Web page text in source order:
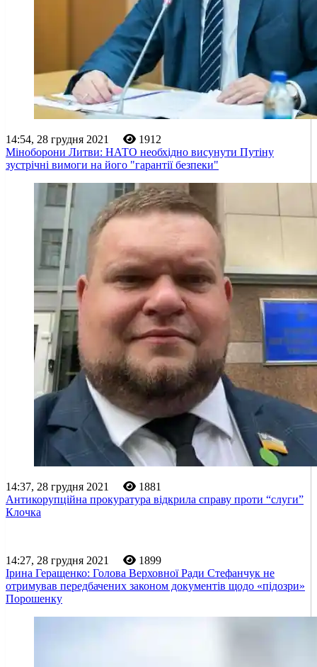
14:54, 28 грудня 2021
1912
Міноборони Литви: НАТО необхідно висунути Путіну
зустрічні вимоги на його "гарантії безпеки"
14:37, 28 грудня 2021
1881
Антикорупційна прокуратура відкрила справу проти “слуги”
Клочка
14:27, 28 грудня 2021
1899
Ірина Геращенко: Голова Верховної Ради Стефанчук не
отримував передбачених законом документів щодо «підозри»
Порошенку